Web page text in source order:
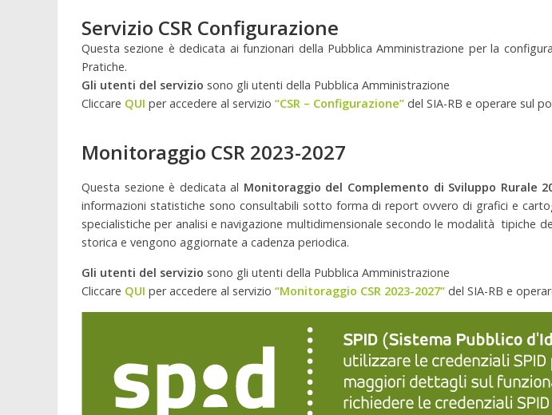
Servizio CSR Configurazione
Questa sezione è dedicata ai funzionari della Pubblica Amministrazione per la
Pratiche.
Gli utenti del servizio sono gli utenti della Pubblica Amministrazione
Cliccare QUI per accedere al servizio “CSR – Configurazione” del SIA-RB e operare sul
Monitoraggio CSR 2023-2027
Questa sezione è dedicata al Monitoraggio del Complemento di Sviluppo Rurale
informazioni statistiche sono consultabili sotto forma di report ovvero di grafici e
specialistiche per analisi e navigazione multidimensionale secondo le modalità tipiche
storica e vengono aggiornate a cadenza periodica.
Gli utenti del servizio sono gli utenti della Pubblica Amministrazione
Cliccare QUI per accedere al servizio “Monitoraggio CSR 2023-2027” del SIA-RB e